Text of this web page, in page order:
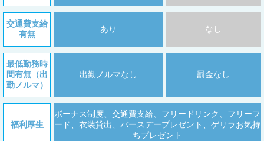
交通費支給
有無
あり なし
最低勤務時
間有無（出
勤ノルマ）
出勤ノルマなし 罰金なし
福利厚生
ボーナス制度、交通費支給、フリードリンク、フリーフ
ード、衣装貸出、バースデープレゼント、ゲリラお気持
ちプレゼント